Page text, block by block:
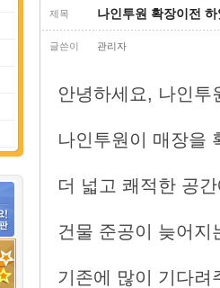
제목 나인투원 확장이전
글쓴이 관리자
안녕하세요, 나인투
나인투원이 매장을
더 넓고 쾌적한 공
건물 준공이 늦어지
기존에 많이 기다려